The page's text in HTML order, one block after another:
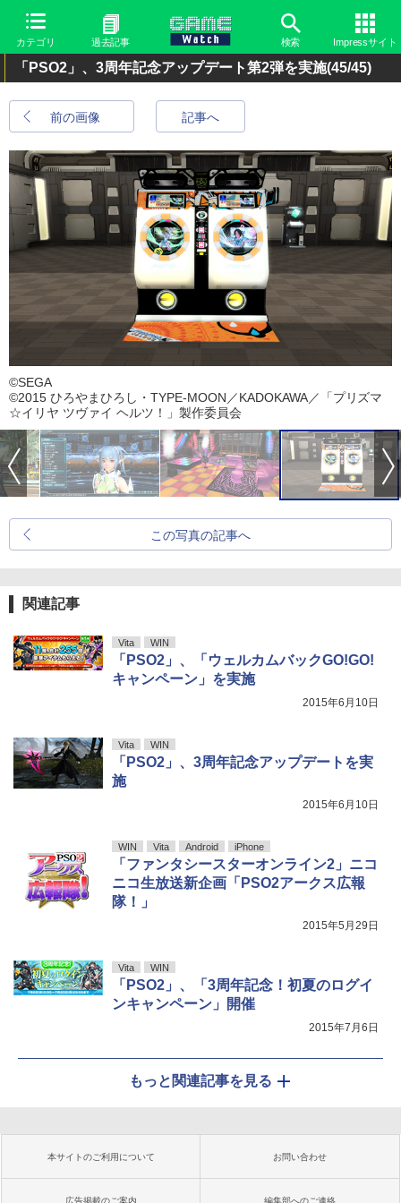
カテゴリ 過去記事 検索 Impressサイト
「PSO2」、3周年記念アップデート第2弾を実施(45/45)
前の画像 記事へ
©SEGA
©2015 ひろやまひろし・TYPE-MOON／KADOKAWA／「プリズマ
☆イリヤ ツヴァイ ヘルツ！」製作委員会
この写真の記事へ
関連記事
Vita WIN
「PSO2」、「ウェルカムバックGO!GO!
キャンペーン」を実施
2015年6月10日
Vita WIN
「PSO2」、3周年記念アップデートを実
施
2015年6月10日
WIN Vita Android iPhone
「ファンタシースターオンライン2」ニコ
ニコ生放送新企画「PSO2アークス広報
隊！」
2015年5月29日
Vita WIN
「PSO2」、「3周年記念！初夏のログイ
ンキャンペーン」開催
2015年7月6日
もっと関連記事を見る
本サイトのご利用について お問い合わせ
広告掲載のご案内 編集部へのご連絡